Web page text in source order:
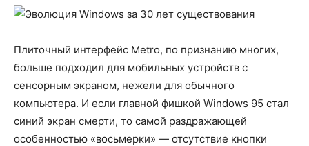
Плиточный интерфейс Metro, по признанию многих,
больше подходил для мобильных устройств с
сенсорным экраном, нежели для обычного
компьютера. И если главной фишкой Windows 95 стал
синий экран смерти, то самой раздражающей
особенностью «восьмерки» — отсутствие кнопки